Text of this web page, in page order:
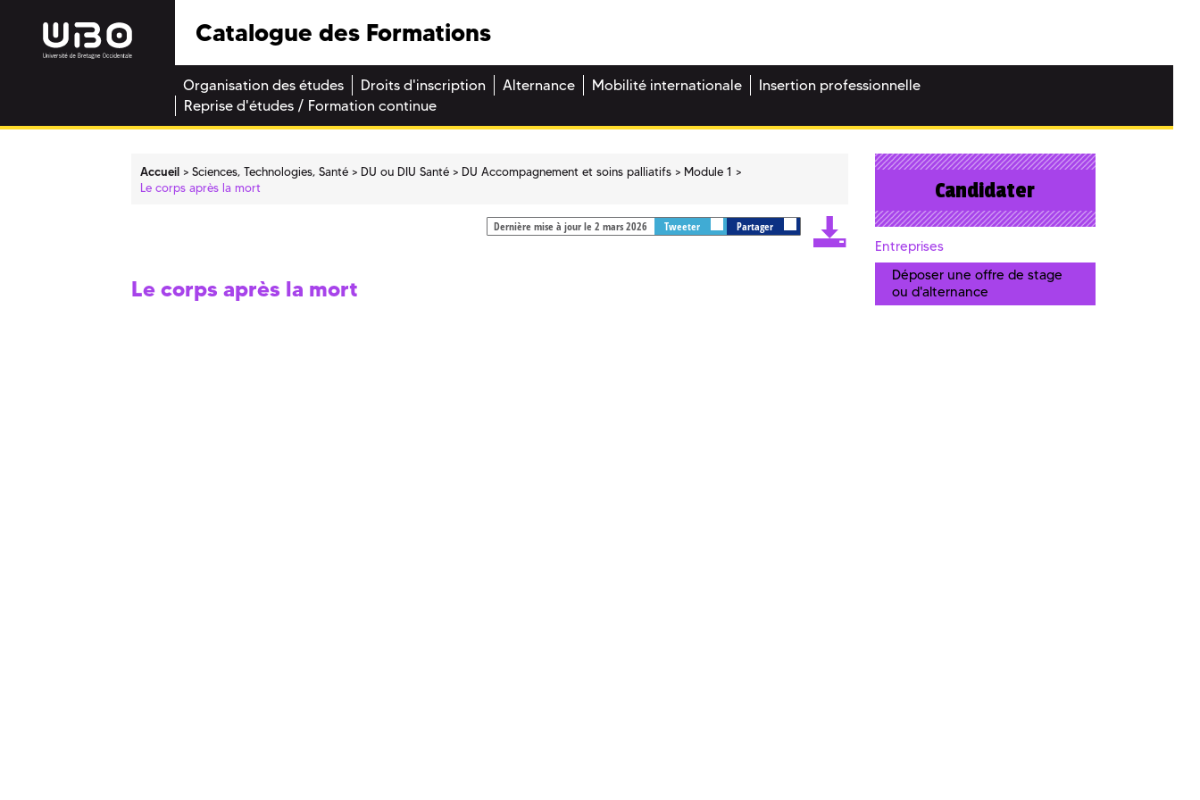
Catalogue des Formations
Organisation des études Droits d'inscription Alternance Mobilité internationale
Insertion professionnelle
Reprise d'études / Formation continue
Accueil Sciences, Technologies, Santé DU ou DIU Santé DU Accompagnement et soins palliatifs
Module 1
Le corps après la mort
Dernière mise à jour le 2 mars 2026 Tweeter Partager
Le corps après la mort
Candidater
Entreprises
Déposer une offre de stage
ou d'alternance